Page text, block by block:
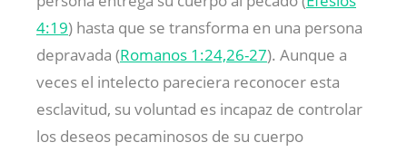
4:19) hasta que se transforma en una persona
depravada (Romanos 1:24,26-27). Aunque a
veces el intelecto pareciera reconocer esta
esclavitud, su voluntad es incapaz de controlar
los deseos pecaminosos de su cuerpo